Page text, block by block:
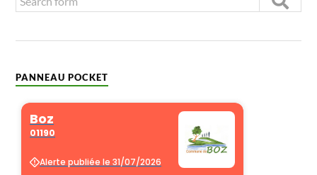
PANNEAU POCKET